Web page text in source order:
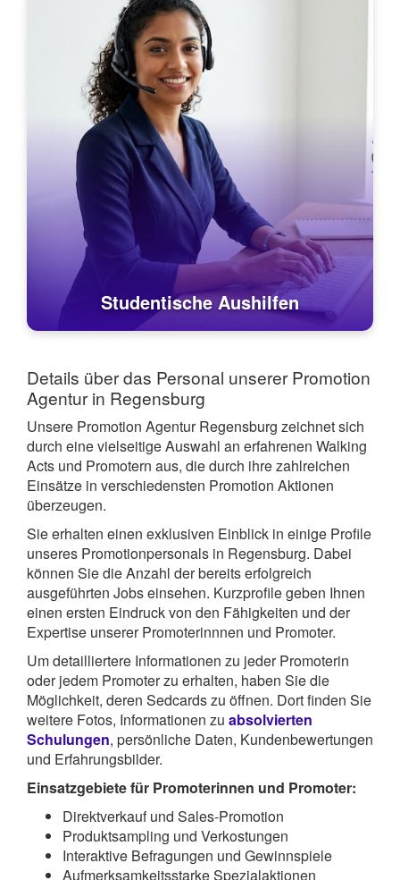
Studentische Aushilfen
Details über das Personal unserer Promotion
Agentur in Regensburg
Unsere Promotion Agentur Regensburg zeichnet sich
durch eine vielseitige Auswahl an erfahrenen Walking
Acts und Promotern aus, die durch ihre zahlreichen
Einsätze in verschiedensten Promotion Aktionen
überzeugen.
Sie erhalten einen exklusiven Einblick in einige Profile
unseres Promotionpersonals in Regensburg. Dabei
können Sie die Anzahl der bereits erfolgreich
ausgeführten Jobs einsehen. Kurzprofile geben Ihnen
einen ersten Eindruck von den Fähigkeiten und der
Expertise unserer Promoterinnnen und Promoter.
Um detailliertere Informationen zu jeder Promoterin
oder jedem Promoter zu erhalten, haben Sie die
Möglichkeit, deren Sedcards zu öffnen. Dort finden Sie
weitere Fotos, Informationen zu absolvierten
Schulungen, persönliche Daten, Kundenbewertungen
und Erfahrungsbilder.
Einsatzgebiete für Promoterinnen und Promoter:
Direktverkauf und Sales-Promotion
Produktsampling und Verkostungen
Interaktive Befragungen und Gewinnspiele
Aufmerksamkeitsstarke Spezialaktionen